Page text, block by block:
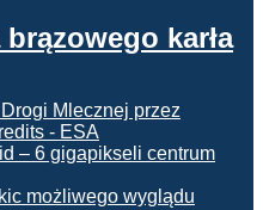
karła
– 6 gigapikseli centrum